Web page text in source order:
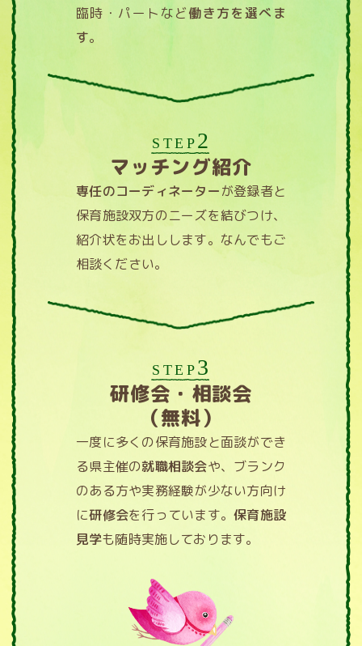
臨時・パートなど働き方を選べま
す。
STEP 2
マッチング紹介
専任のコーディネーターが登録者と
保育施設双方のニーズを結びつけ、
紹介状をお出しします。なんでもご
相談ください。
STEP 3
研修会・相談会
（無料）
一度に多くの保育施設と面談ができ
る県主催の就職相談会や、ブランク
のある方や実務経験が少ない方向け
に研修会を行っています。保育施設
見学も随時実施しております。